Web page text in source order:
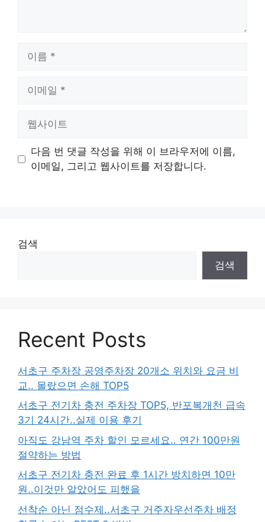
트
다음 번 댓글 작성을 위해 이 브라우저에 이름,
이메일, 그리고 웹사이트를 저장합니다.
검색
검색
Recent Posts
서초구 주차장 공영주차장 20개소 위치와 요금 비
교.. 몰랐으면 손해 TOP5
서초구 전기차 충전 주차장 TOP5, 반포복개천 급속
3기 24시간..실제 이용 후기
아직도 강남역 주차 할인 모르세요.. 연간 100만원
절약하는 방법
서초구 전기차 충전 완료 후 1시간 방치하면 10만
원..이것만 알았어도 피했을
선착순 아닌 점수제..서초구 거주자우선주차 배정